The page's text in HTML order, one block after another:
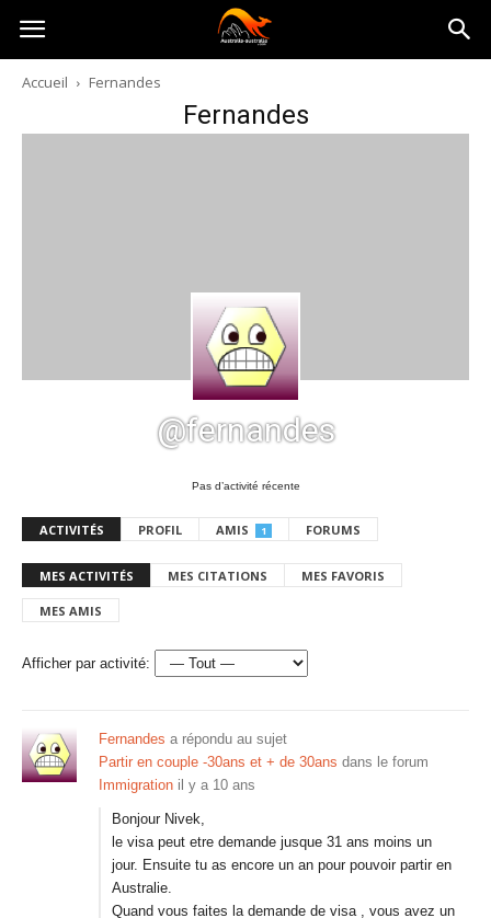
Australia-
australie.com
Accueil Fernandes
Fernandes
@fernandes
Pas d’activité récente
ACTIVITÉS PROFIL AMIS 1 FORUMS
MES ACTIVITÉS MES CITATIONS MES FAVORIS
MES AMIS
Afficher par activité:
Fernandes a répondu au sujet
Partir en couple -30ans et + de 30ans dans le forum
Immigration il y a 10 ans
Bonjour Nivek,
le visa peut etre demande jusque 31 ans moins un
jour. Ensuite tu as encore un an pour pouvoir partir en
Australie.
Quand vous faites la demande de visa , vous avez un